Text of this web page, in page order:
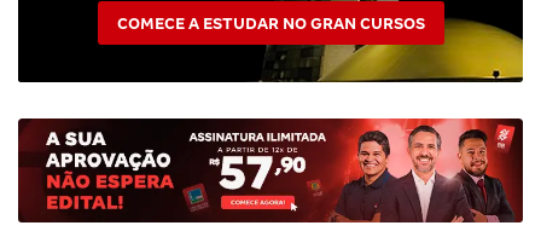
COMECE A ESTUDAR NO GRAN CURSOS